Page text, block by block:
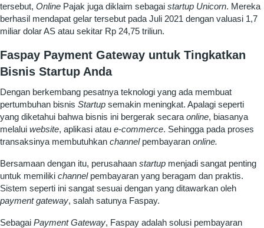
tersebut, Online Pajak juga diklaim sebagai startup Unicorn. Mereka
berhasil mendapat gelar tersebut pada Juli 2021 dengan valuasi 1,7
miliar dolar AS atau sekitar Rp 24,75 triliun.
Faspay Payment Gateway untuk Tingkatkan
Bisnis Startup Anda
Dengan berkembang pesatnya teknologi yang ada membuat
pertumbuhan bisnis Startup semakin meningkat. Apalagi seperti
yang diketahui bahwa bisnis ini bergerak secara online, biasanya
melalui website, aplikasi atau e-commerce. Sehingga pada proses
transaksinya membutuhkan channelpembayaran online.
Bersamaan dengan itu, perusahaan startup menjadi sangat penting
untuk memiliki channelpembayaran yang beragam dan praktis.
Sistem seperti ini sangat sesuai dengan yang ditawarkan oleh
payment gateway, salah satunya Faspay.
Sebagai Payment Gateway, Faspay adalah solusi pembayaran